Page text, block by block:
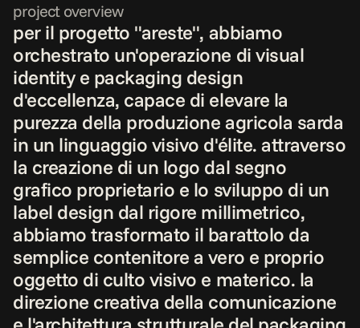
project overview
per il progetto "areste", abbiamo
orchestrato un'operazione di visual
identity e packaging design
d'eccellenza, capace di elevare la
purezza della produzione agricola sarda
in un linguaggio visivo d'élite. attraverso
la creazione di un logo dal segno
grafico proprietario e lo sviluppo di un
label design dal rigore millimetrico,
abbiamo trasformato il barattolo da
semplice contenitore a vero e proprio
oggetto di culto visivo e materico. la
direzione creativa della comunicazione